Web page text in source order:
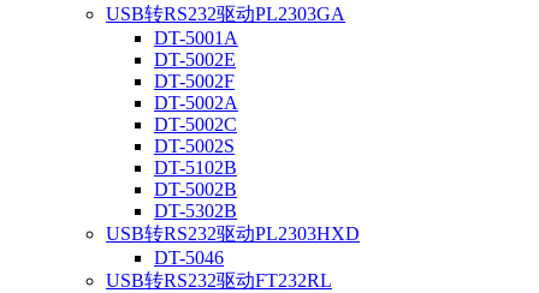
USB转RS232驱动PL2303GA
DT-5001A
DT-5002E
DT-5002F
DT-5002A
DT-5002C
DT-5002S
DT-5102B
DT-5002B
DT-5302B
USB转RS232驱动PL2303HXD
DT-5046
USB转RS232驱动FT232RL